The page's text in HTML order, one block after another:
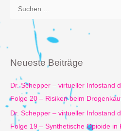
e
n
a
c
h
Neueste Beiträge
Dr. Schepper – virtueller Infostand
Folge 20 – Risiken beim
Dr. Schepper – virtueller Infostand
Folge 19 – Synthetische Opioide in